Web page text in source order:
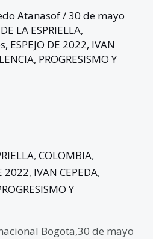
Atanasof/30 de mayo
LA ESPRIELLA,
, ESPEJO DE 2022, IVAN
, PROGRESISMO Y
,COLOMBIA,
2022, IVAN CEPEDA,
Y
Bogota,30 de mayo